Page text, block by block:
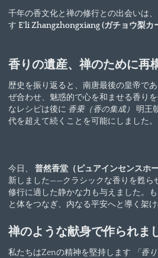
千年の香文化と禅の修行との出会いは
す E'li Zhangzhongxiang (ガチョウ梨カ
香りの遺産、禅のために再
歴史を振り返ると、南唐最後の皇帝で
ぜ合わせ、魅惑的で心を和ませる香り
なレシピは後に 香乗（香の集成）
明王
代を超えて続くことを可能にしました。
今日、 普然香堂（ピュアインセンスホー
新しました——クラシックな香りを甦ら
修行に適した静かな力も与えました。
と体をつなぎ、内なる平安へと導く架け
禅のような献身で作られま
私たちはZenの精神を堅持します 「香